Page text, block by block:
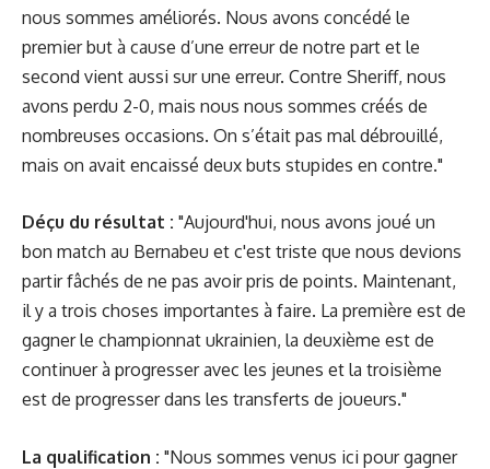
nous sommes améliorés. Nous avons concédé le
premier but à cause d’une erreur de notre part et le
second vient aussi sur une erreur. Contre Sheriff, nous
avons perdu 2-0, mais nous nous sommes créés de
nombreuses occasions. On s’était pas mal débrouillé,
mais on avait encaissé deux buts stupides en contre."
Déçu du résultat : "Aujourd'hui, nous avons joué un
bon match au Bernabeu et c'est triste que nous devions
partir fâchés de ne pas avoir pris de points. Maintenant,
il y a trois choses importantes à faire. La première est de
gagner le championnat ukrainien, la deuxième est de
continuer à progresser avec les jeunes et la troisième
est de progresser dans les transferts de joueurs."
La qualification : "Nous sommes venus ici pour gagner